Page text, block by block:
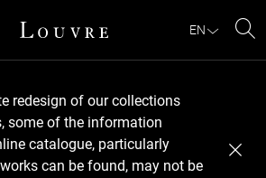
EN
redesign of our collections
some of the information
catalogue, particularly
can be found, may not be